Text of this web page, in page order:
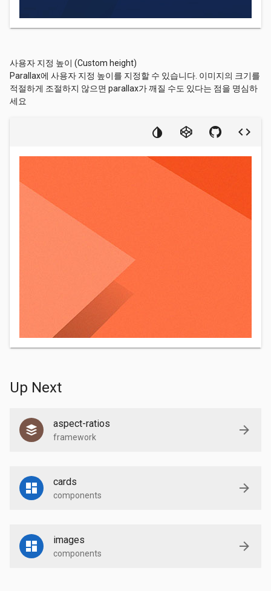
사용자 지정 높이 (Custom height)
Parallax에 사용자 지정 높이를 지정할 수 있습니다. 이미지의 크기를
적절하게 조절하지 않으면 parallax가 깨질 수도 있다는 점을 명심하
세요
Up Next
aspect-ratios
framework
cards
components
images
components